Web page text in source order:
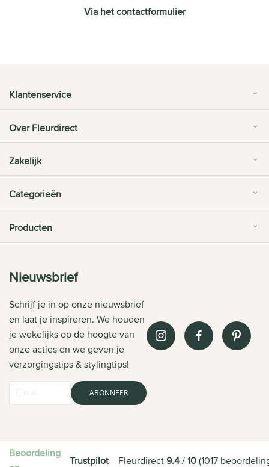
Via het contactformulier
Klantenservice
Over Fleurdirect
Zakelijk
Categorieën
Producten
Nieuwsbrief
Schrijf je in op onze nieuwsbrief
en laat je inspireren. We houden
je wekelijks op de hoogte van
onze acties en we geven je
verzorgingstips & stylingtips!
ABONNEER
Beoordeling
Trustpilot Fleurdirect9.4/10(1017